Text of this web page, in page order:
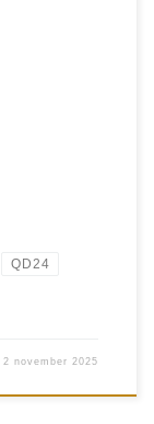
QD24
2 november 2025